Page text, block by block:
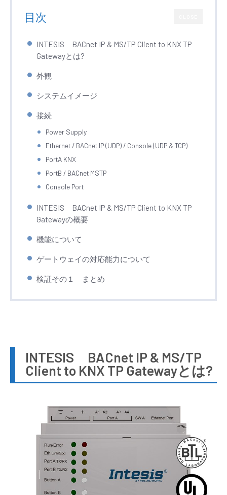
目次
INTESIS BACnet IP & MS/TP Client to KNX TP
Gatewayとは?
外観
システムイメージ
接続
Power Supply
Ethernet / BACnet IP (UDP) / Console (UDP & TCP)
PortA KNX
PortB / BACnet MSTP
Console Port
INTESIS BACnet IP & MS/TP Client to KNX TP
Gatewayの概要
機能について
ゲートウェイの対応能力について
検証その１ まとめ
INTESIS BACnet IP & MS/TP
Client to KNX TP Gatewayとは?